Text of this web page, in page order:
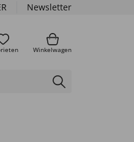
Newsletter
Winkelwagen